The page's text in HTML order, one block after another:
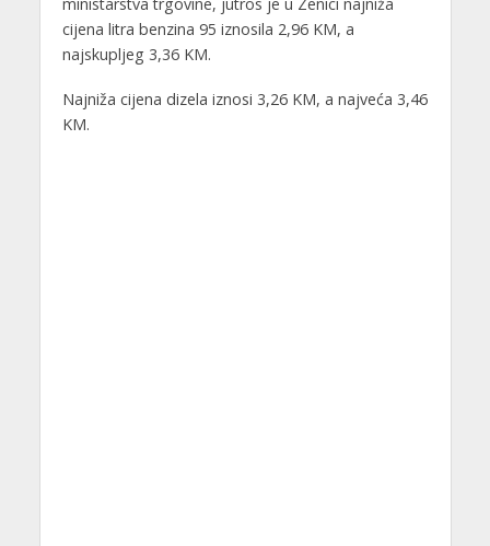
cijena litra benzina 95 iznosila 2,96 KM, a
najskupljeg 3,36 KM.
Najniža cijena dizela iznosi 3,26 KM, a najveća 3,46
KM.